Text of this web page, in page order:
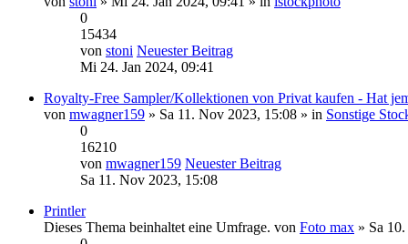
0
15434
von stoni Neuester Beitrag
Mi 24. Jan 2024, 09:41
Royalty-Free Sampler/Kollektionen von Privat kaufen - Hat
von mwagner159 » Sa 11. Nov 2023, 15:08 » in Sonstige
0
16210
von mwagner159 Neuester Beitrag
Sa 11. Nov 2023, 15:08
Printler
Dieses Thema beinhaltet eine Umfrage. von Foto max » Sa